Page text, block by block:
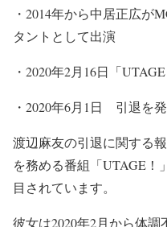
・2014年から中居正広が
タントとして出演
・2020年2月16日「
・2020年6月1日 引退を
渡辺麻友の引退に関する
を務める番組「UTAGE！
目されています。
彼女は2020年2月から体